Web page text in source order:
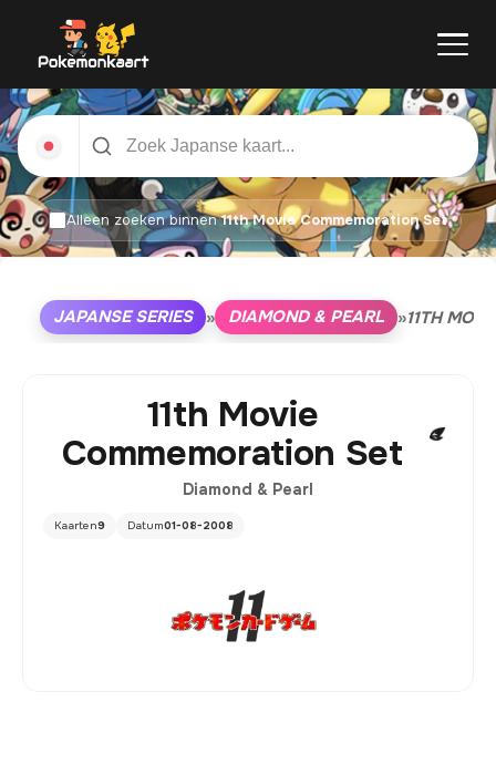
Alleen zoeken binnen11th Movie Commemoration Set
JAPANSE SERIES » DIAMOND & PEARL »11TH
11th Movie
Commemoration Set
Diamond & Pearl
Kaarten9 Datum01-08-2008